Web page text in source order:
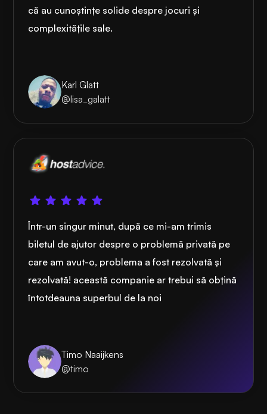
că au cunoștințe solide despre jocuri și
complexitățile sale.
Karl Glatt
@lisa_galatt
Într-un singur minut, după ce mi-am trimis
biletul de ajutor despre o problemă privată pe
care am avut-o, problema a fost rezolvată și
rezolvată! această companie ar trebui să obțină
întotdeauna superbul de la noi
Timo Naaijkens
@timo